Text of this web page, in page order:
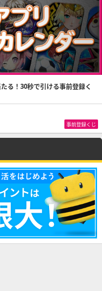
る！30秒で引ける事前登録く
事前登録くじ